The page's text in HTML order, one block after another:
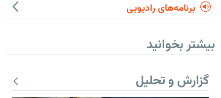
برنامه‌های رادیویی
بیشتر بخوانید
گزارش و تحلیل